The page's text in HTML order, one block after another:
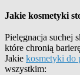
Jakie kosmetyki
Pielęgnacja suchej
które chronią
Jakie kosmetyki do
wszystkim: